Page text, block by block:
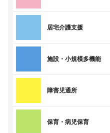
居宅介護支援
施設・小規模多機能
障害児通所
保育・病児保育